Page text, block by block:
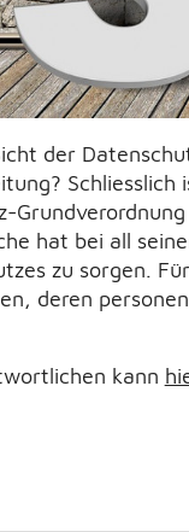
der
hat bei all
zu sorgen.
deren
kann